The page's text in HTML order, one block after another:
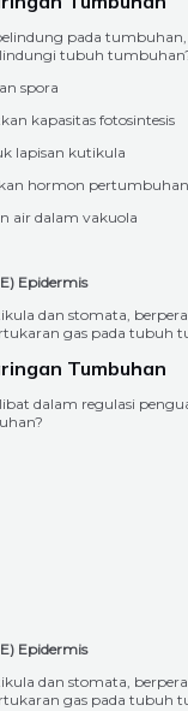
pada tumbuhan,
tubuh
spora
kapasitas fotosintesis
lapisan kutikula
hormon pertumbuhan
air dalam vakuola
Epidermis
dan stomata,
gas pada tubuh
Tumbuhan
dalam regulasi
Epidermis
dan stomata,
gas pada tubuh